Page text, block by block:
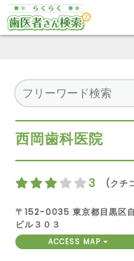
西岡歯科医院
3 (クチ
〒152-0035 東京都目黒区
ビル３０３
ACCESS MAP